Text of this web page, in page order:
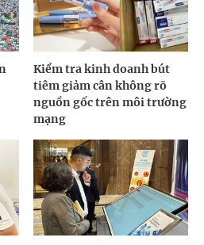
Kiểm tra kinh doanh bút
tiêm giảm cân không rõ
nguồn gốc trên môi trường
mạng